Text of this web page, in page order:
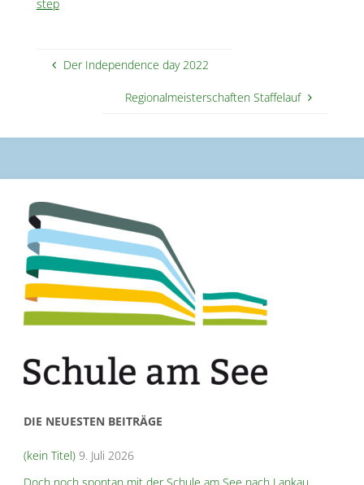
step
Der Independence day 2022
Regionalmeisterschaften Staffelauf
DIE NEUESTEN BEITRÄGE
(kein Titel) 9. Juli 2026
Doch noch spontan mit der Schule am See nach Lankau